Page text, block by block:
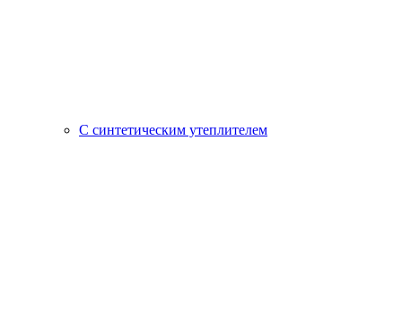
С синтетическим утеплителем